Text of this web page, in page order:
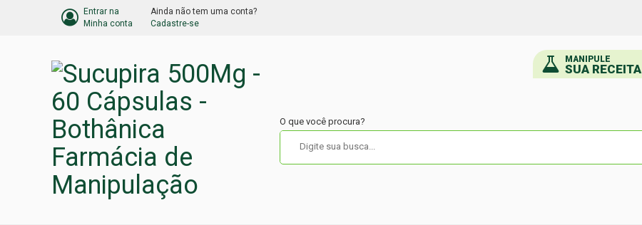
Entrar na
Minha conta
Ainda não tem uma conta?
Cadastre-se
MANIPULE
SUA RECEITA
O que você procura?